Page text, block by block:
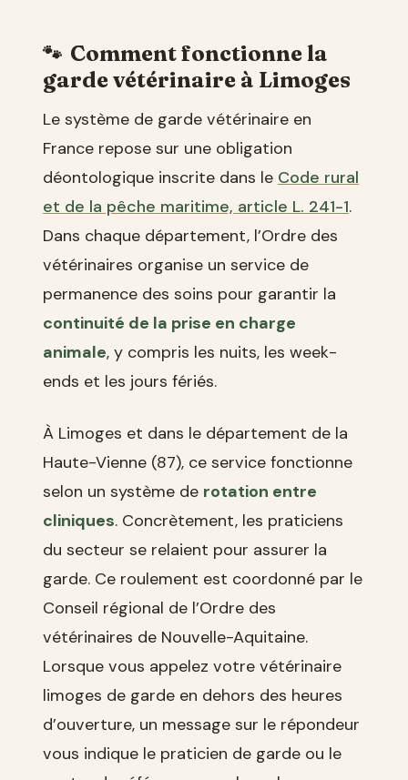
Comment fonctionne la
garde vétérinaire à Limoges
Le système de garde vétérinaire en
France repose sur une obligation
déontologique inscrite dans le Code rural
et de la pêche maritime, article L. 241-1.
Dans chaque département, l’Ordre des
vétérinaires organise un service de
permanence des soins pour garantir la
continuité de la prise en charge
animale, y compris les nuits, les week-
ends et les jours fériés.
À Limoges et dans le département de la
Haute-Vienne (87), ce service fonctionne
selon un système de rotation entre
cliniques. Concrètement, les praticiens
du secteur se relaient pour assurer la
garde. Ce roulement est coordonné par le
Conseil régional de l’Ordre des
vétérinaires de Nouvelle-Aquitaine.
Lorsque vous appelez votre vétérinaire
limoges de garde en dehors des heures
d’ouverture, un message sur le répondeur
vous indique le praticien de garde ou le